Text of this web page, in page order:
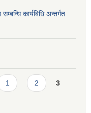
कार्यबिधि अन्तर्गत
1 2 3